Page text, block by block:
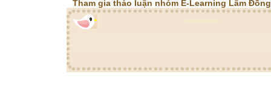
Tham gia thảo luận nhóm E-Learning Lâm Đồng